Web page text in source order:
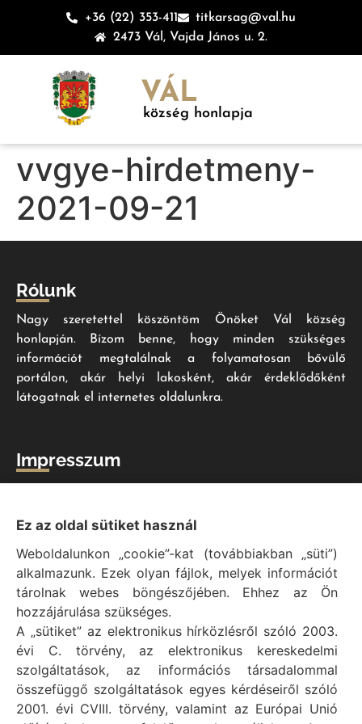
+36 (22) 353-411
titkarsag@val.hu
2473 Vál, Vajda János u. 2.
VÁL
község honlapja
vvgye-hirdetmeny-
2021-09-21
Rólunk
Nagy szeretettel köszöntöm Önöket Vál község
honlapján. Bízom benne, hogy minden szükséges
információt megtalálnak a folyamatosan bővülő
portálon, akár helyi lakosként, akár érdeklődőként
látogatnak el internetes oldalunkra.
Impresszum
Vál Község Önkormányzat © 1996 - 2020
Adatvédelmi tájékoztató
Felelős: Bechtold Tamás polgármester
Cím: H-2473 Vál, Vajda János utca 2.
Telefon: +36 (22) 353-411
E-mail: polgarmester@val.hu
Elérhetőségek
Ez az oldal sütiket használ
Weboldalunkon „cookie”-kat (továbbiakban „süti”)
alkalmazunk. Ezek olyan fájlok, melyek információt
tárolnak webes böngészőjében. Ehhez az Ön
hozzájárulása szükséges.
A „sütiket” az elektronikus hírközlésről szóló 2003.
évi C. törvény, az elektronikus kereskedelmi
szolgáltatások, az információs társadalommal
összefüggő szolgáltatások egyes kérdéseiről szóló
2001. évi CVIII. törvény, valamint az Európai Unió